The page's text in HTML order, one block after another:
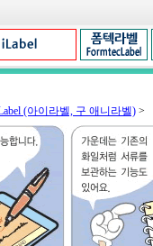
(아이라벨, 구 애니라벨) >